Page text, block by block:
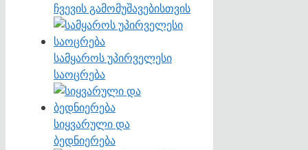
ჩვევის გამომუშავებისთვის
სამყაროს უპირველესი
საოცრება
სიყვარული და
ბედნიერება